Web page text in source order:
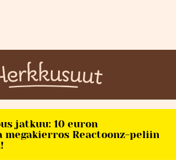
jatkuu: 10 euron
megakierros Reactoonz-peliin